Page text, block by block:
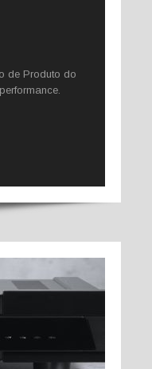
de Produto do